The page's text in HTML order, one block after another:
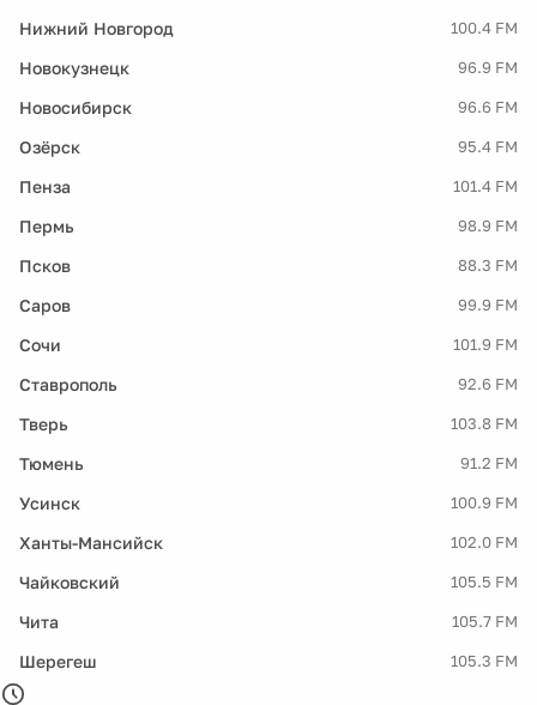
Нижний Новгород 100.4 FM
Новокузнецк 96.9 FM
Новосибирск 96.6 FM
Озёрск 95.4 FM
Пенза 101.4 FM
Пермь 98.9 FM
Псков 88.3 FM
Саров 99.9 FM
Сочи 101.9 FM
Ставрополь 92.6 FM
Тверь 103.8 FM
Тюмень 91.2 FM
Усинск 100.9 FM
Ханты-Мансийск 102.0 FM
Чайковский 105.5 FM
Чита 105.7 FM
Шерегеш 105.3 FM